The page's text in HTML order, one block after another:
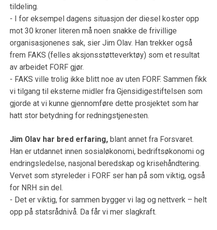
tildeling.
- I for eksempel dagens situasjon der diesel koster opp
mot 30 kroner literen må noen snakke de frivillige
organisasjonenes sak, sier Jim Olav. Han trekker også
frem FAKS (felles aksjonsstøtteverktøy) som et resultat
av arbeidet FORF gjør.
- FAKS ville trolig ikke blitt noe av uten FORF. Sammen fikk
vi tilgang til eksterne midler fra Gjensidigestiftelsen som
gjorde at vi kunne gjennomføre dette prosjektet som har
hatt stor betydning for redningstjenesten.
Jim Olav har bred erfaring, blant annet fra Forsvaret.
Han er utdannet innen sosialøkonomi, bedriftsøkonomi og
endringsledelse, nasjonal beredskap og krisehåndtering.
Vervet som styreleder i FORF ser han på som viktig, også
for NRH sin del.
- Det er viktig, for sammen bygger vi lag og nettverk – helt
opp på statsrådnivå. Da får vi mer slagkraft.